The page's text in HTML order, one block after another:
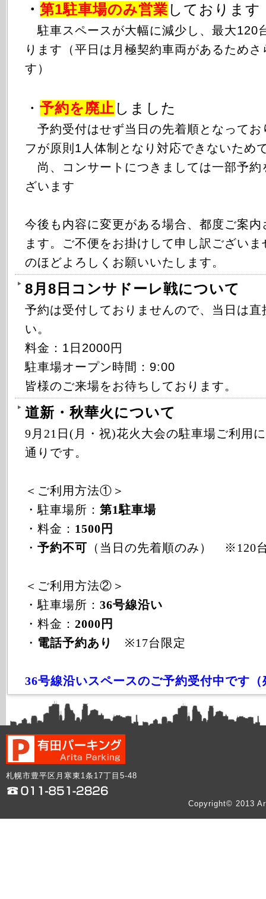
・ 第1駐車場のみ営業 しております
駐車スペースが大幅に減少し、最大120
ります（平日は月極契約車両があるため
す）
・ 予約を廃止 しました
予約受付はせず当日の先着順となってお
フが原則1人体制となり対応できないため
尚、コンサートにつきましては一部予約
ざいます
今後も内容に変更がある場合、都度ご案
ます。ご不便をお掛けして申し訳ござい
のほどよろしくお願いいたします。
8月8日コンサドーレ戦について
予約は受付しておりませんので、当日は
い。
料金：1日2000円
駐車場オープン時間：9:00
皆様のご来場をお待ちしております。
道新・秋華火について
9月21日(月・祝)花火大会の駐車場ご利用
通りです。
＜ご利用方法①＞
・駐車場所： 第1駐車場
・料金： 1500円
・ 予約不可 （当日の先着順のみ） ※120
＜ご利用方法②＞
・駐車場所： 36号線沿い
・料金： 2000円
・ 電話予約あり ※17台限定
36号線沿いスペースのご予約受付中です
札幌市豊平区月寒東1条17丁目5-48
Copyright© 2013